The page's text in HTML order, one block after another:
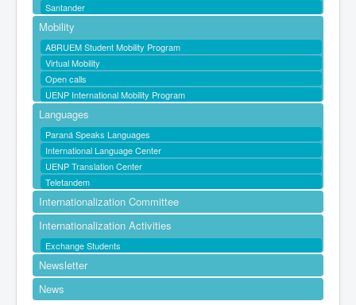
Santander
Mobility
ABRUEM Student Mobility Program
Virtual Mobility
Open calls
UENP International Mobility Program
Languages
Paraná Speaks Languages
International Language Center
UENP Translation Center
Teletandem
Internationalization Committee
Internationalization Activities
Exchange Students
Newsletter
News